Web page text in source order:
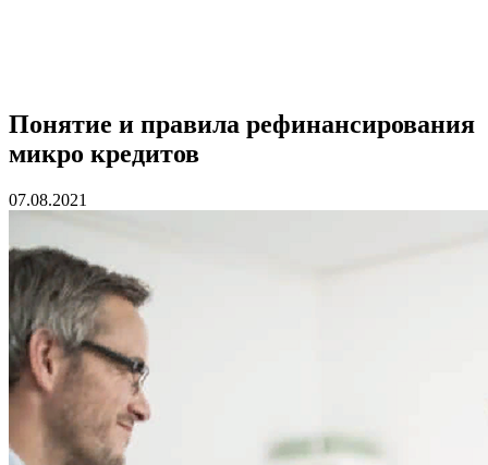
Понятие и правила рефинансирования
микро кредитов
07.08.2021